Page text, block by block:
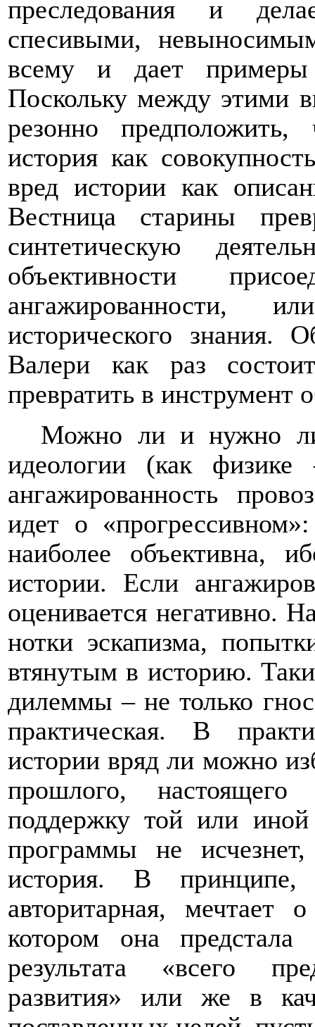
преследования и
спесивыми,
всему и дает
Поскольку между этими
резонно
история как
вред истории как
Вестница старины
синтетическую
объективности
ангажированности,
исторического
Валери как раз
превратить в инструмент
Можно ли и нужно ли
идеологии (как
ангажированность
идет о
наиболее объективна,
истории. Если
оценивается негативно.
нотки эскапизма,
втянутым в историю.
дилеммы – не только
практическая. В
истории вряд ли можно
прошлого,
поддержку той или иной
программы не
история. В
авторитарная, мечтает
котором она предстала
результата «всего
развития» или же в